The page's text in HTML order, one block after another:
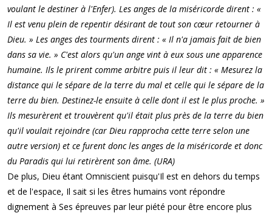
voulant le destiner à l'Enfer). Les anges de la miséricorde dirent : «
Il est venu plein de repentir désirant de tout son cœur retourner à
Dieu. » Les anges des tourments dirent : « Il n'a jamais fait de bien
dans sa vie. » C'est alors qu'un ange vint à eux sous une apparence
humaine. Ils le prirent comme arbitre puis il leur dit : « Mesurez la
distance qui le sépare de la terre du mal et celle qui le sépare de la
terre du bien. Destinez-le ensuite à celle dont il est le plus proche. »
Ils mesurèrent et trouvèrent qu'il était plus près de la terre du bien
qu'il voulait rejoindre (car Dieu rapprocha cette terre selon une
autre version) et ce furent donc les anges de la miséricorde et donc
du Paradis qui lui retirèrent son âme. (URA)
De plus, Dieu étant Omniscient puisqu'Il est en dehors du temps
et de l'espace, Il sait si les êtres humains vont répondre
dignement à Ses épreuves par leur piété pour être encore plus